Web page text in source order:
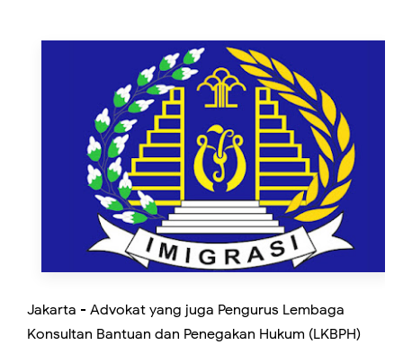
Jakarta - Advokat yang juga Pengurus Lembaga
Konsultan Bantuan dan Penegakan Hukum (LKBPH)